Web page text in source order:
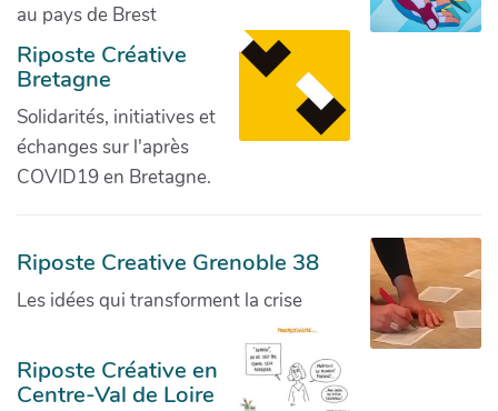
au pays de Brest
Riposte Créative
Bretagne
Solidarités, initiatives et
échanges sur l'après
COVID19 en Bretagne.
Riposte Creative Grenoble 38
Les idées qui transforment la crise
Riposte Créative en
Centre-Val de Loire